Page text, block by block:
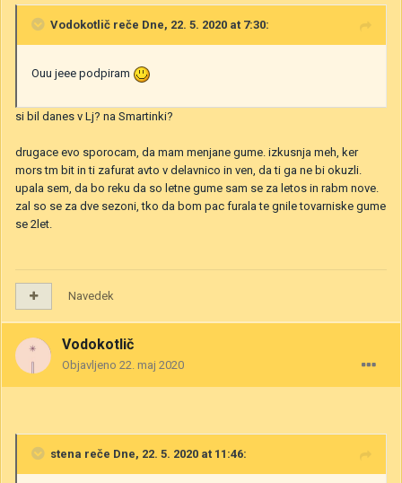
Vodokotlič reče Dne, 22. 5. 2020 at 7:30:
Ouu jeee podpiram
si bil danes v Lj? na Smartinki?
drugace evo sporocam, da mam menjane gume. izkusnja meh, ker
mors tm bit in ti zafurat avto v delavnico in ven, da ti ga ne bi okuzli.
upala sem, da bo reku da so letne gume sam se za letos in rabm nove.
zal so se za dve sezoni, tko da bom pac furala te gnile tovarniske gume
se 2let.
Navedek
Vodokotlič
Objavljeno 22. maj 2020
stena reče Dne, 22. 5. 2020 at 11:46: